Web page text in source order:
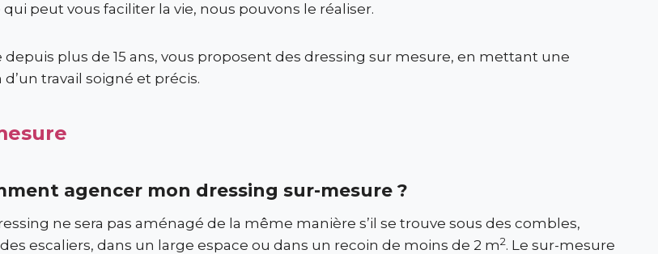
peut vous faciliter la vie, nous pouvons le réaliser.
plus de 15 ans, vous proposent des dressing sur mesure, en mettant une
travail soigné et précis.
agencer mon dressing sur-mesure ?
ne sera pas aménagé de la même manière s’il se trouve sous des combles,
escaliers, dans un large espace ou dans un recoin de moins de 2 m2. Le sur-mesure